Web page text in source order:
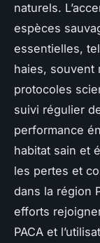
naturels.
espèces
essentielles,
haies, souvent
protocoles
suivi régulier
performance
habitat sain et
les pertes et
dans la région
efforts
PACA et